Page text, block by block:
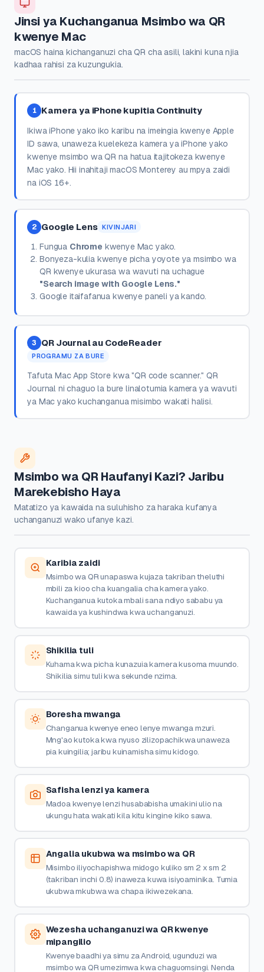
Jinsi ya Kuchanganua Msimbo wa QR
kwenye Mac
macOS haina kichanganuzi cha QR cha asili, lakini kuna njia
kadhaa rahisi za kuzungukia.
1 Kamera ya iPhone kupitia Continuity
Ikiwa iPhone yako iko karibu na imeingia kwenye Apple
ID sawa, unaweza kuelekeza kamera ya iPhone yako
kwenye msimbo wa QR na hatua itajitokeza kwenye
Mac yako. Hii inahitaji macOS Monterey au mpya zaidi
na iOS 16+.
2 Google Lens KIVINJARI
Fungua Chrome kwenye Mac yako.
Bonyeza-kulia kwenye picha yoyote ya msimbo wa
QR kwenye ukurasa wa wavuti na uchague
"Search image with Google Lens."
Google itaifafanua kwenye paneli ya kando.
3 QR Journal au CodeReader
PROGRAMU ZA BURE
Tafuta Mac App Store kwa "QR code scanner." QR
Journal ni chaguo la bure linalotumia kamera ya wavuti
ya Mac yako kuchanganua misimbo wakati halisi.
Msimbo wa QR Haufanyi Kazi? Jaribu
Marekebisho Haya
Matatizo ya kawaida na suluhisho za haraka kufanya
uchanganuzi wako ufanye kazi.
Karibia zaidi
Msimbo wa QR unapaswa kujaza takriban theluthi
mbili za kioo cha kuangalia cha kamera yako.
Kuchanganua kutoka mbali sana ndiyo sababu ya
kawaida ya kushindwa kwa uchanganuzi.
Shikilia tuli
Kuhama kwa picha kunazuia kamera kusoma muundo.
Shikilia simu tuli kwa sekunde nzima.
Boresha mwanga
Changanua kwenye eneo lenye mwanga mzuri.
Mng'ao kutoka kwa nyuso zilizopachikwa unaweza
pia kuingilia; jaribu kuinamisha simu kidogo.
Safisha lenzi ya kamera
Madoa kwenye lenzi husababisha umakini ulio na
ukungu hata wakati kila kitu kingine kiko sawa.
Angalia ukubwa wa msimbo wa QR
Misimbo iliyochapishwa midogo kuliko sm 2 x sm 2
(takriban inchi 0.8) inaweza kuwa isiyoaminika. Tumia
ukubwa mkubwa wa chapa ikiwezekana.
Wezesha uchanganuzi wa QR kwenye
mipangilio
Kwenye baadhi ya simu za Android, ugunduzi wa
msimbo wa QR umezimwa kwa chaguomsingi. Nenda